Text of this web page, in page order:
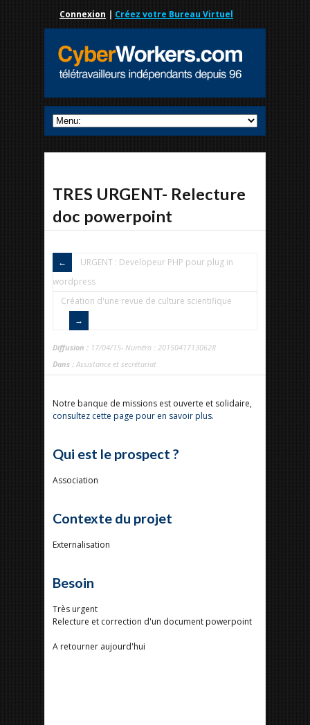
Connexion | Créez votre Bureau Virtuel
TRES URGENT- Relecture
doc powerpoint
URGENT : Developeur PHP pour plug in
wordpress
Création d'une revue de culture scientifique
Diffusion : 17/04/15- Numéro : 20150417130628
Dans : Assistance et secrétariat
Notre banque de missions est ouverte et solidaire,
consultez cette page pour en savoir plus.
Qui est le prospect ?
Association
Contexte du projet
Externalisation
Besoin
Très urgent
Relecture et correction d'un document powerpoint
A retourner aujourd'hui